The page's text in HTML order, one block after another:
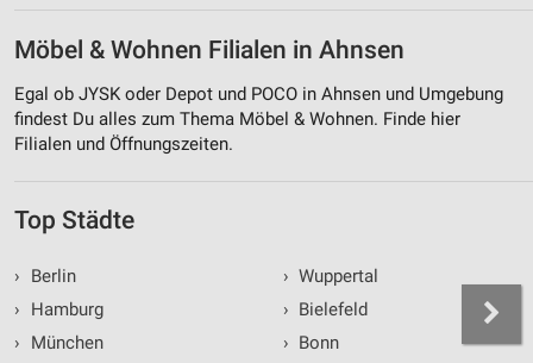
Möbel & Wohnen Filialen in Ahnsen
Egal ob JYSK oder Depot und POCO in Ahnsen und Umgebung
findest Du alles zum Thema Möbel & Wohnen. Finde hier
Filialen und Öffnungszeiten.
Top Städte
›
Berlin
›
Hamburg
›
München
› Wuppertal
› Bielefeld
› Bonn